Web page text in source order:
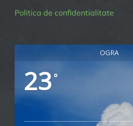
Politica de confidentialitate
OGRA
23°